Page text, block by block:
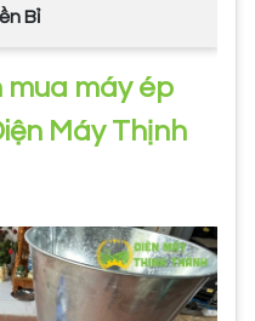
Bỉ
mua máy ép
Máy Thịnh